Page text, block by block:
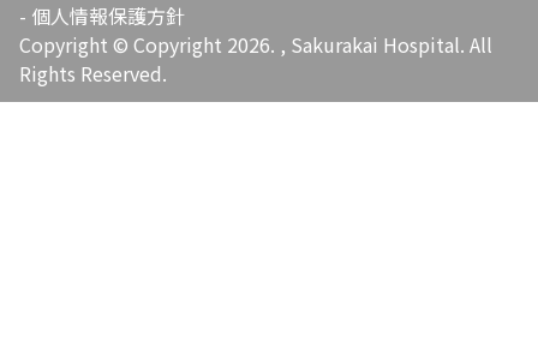
- 個人情報保護方針
Copyright © Copyright 2026. , Sakurakai Hospital. All
Rights Reserved.